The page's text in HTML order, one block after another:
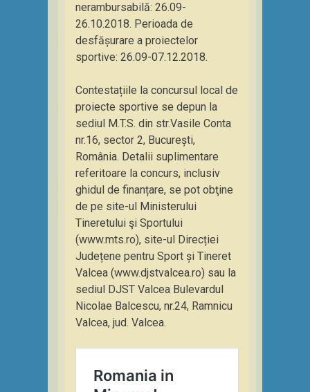
nerambursabilă: 26.09-
26.10.2018. Perioada de
desfășurare a proiectelor
sportive: 26.09-07.12.2018.
Contestațiile la concursul local de
proiecte sportive se depun la
sediul M.T.S. din str.Vasile Conta
nr.16, sector 2, București,
România. Detalii suplimentare
referitoare la concurs, inclusiv
ghidul de finanțare, se pot obţine
de pe site-ul Ministerului
Tineretului şi Sportului
(www.mts.ro), site-ul Direcției
Județene pentru Sport și Tineret
Valcea (www.djstvalcea.ro) sau la
sediul DJST Valcea Bulevardul
Nicolae Balcescu, nr.24, Ramnicu
Valcea, jud. Valcea.